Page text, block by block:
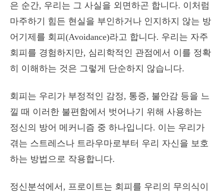
은 순간, 우리는 그 사실을 외면하곤 합니다. 이처럼
마주하기 힘든 현실을 부인하거나 인지하지 않는 방
어기제를 회피(Avoidance)라고 합니다. 우리는 자주
회피를 경험하지만, 심리학적인 관점에서 이를 정확
히 이해하는 것은 그렇게 단순하지 않습니다.
회피는 우리가 부정적인 감정, 통증, 불안감 등을 느
낄 때 이러한 불편함에서 벗어나기 위해 사용하는
정신의 방어 메커니즘 중 하나입니다. 이는 우리가
겪는 스트레스나 트라우마로부터 우리 자신을 보호
하는 방법으로 작용합니다.
정신분석에서, 프로이트는 회피를 우리의 무의식이